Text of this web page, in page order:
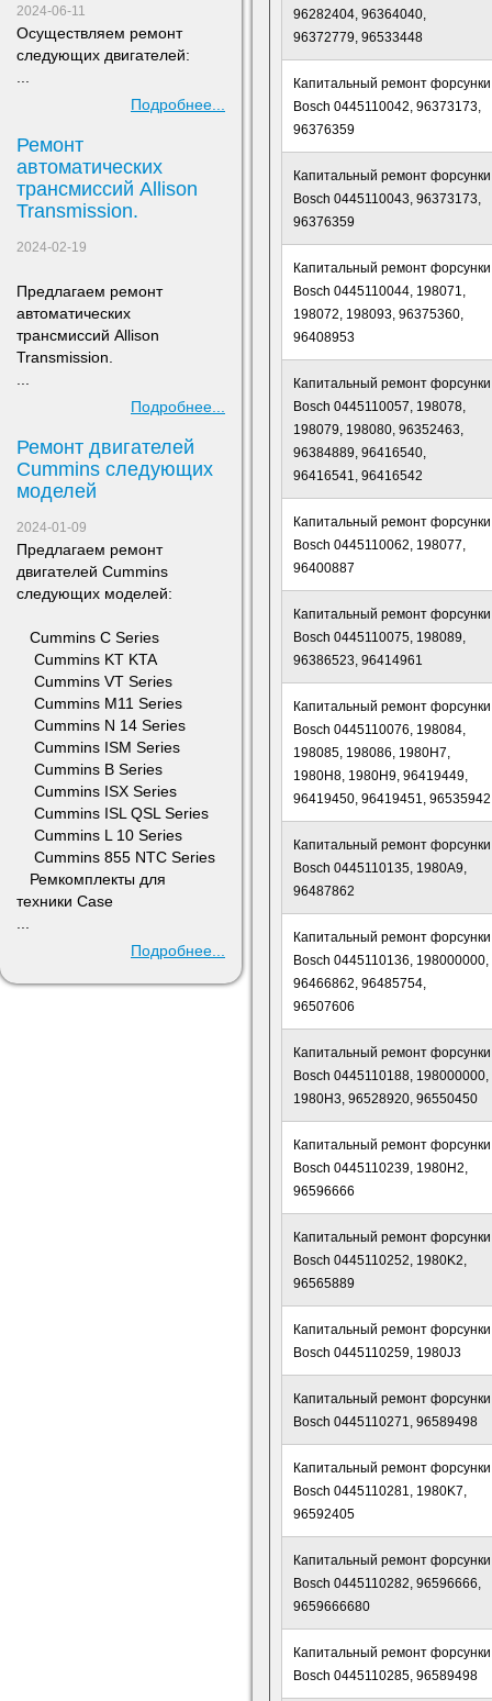
96282404, 96364040,
96372779, 96533448
Капитальный ремонт форсунки
Bosch 0445110042, 96373173,
96376359
Капитальный ремонт форсунки
Bosch 0445110043, 96373173,
96376359
Капитальный ремонт форсунки
Bosch 0445110044, 198071,
198072, 198093, 96375360,
96408953
Капитальный ремонт форсунки
Bosch 0445110057, 198078,
198079, 198080, 96352463,
96384889, 96416540,
96416541, 96416542
Капитальный ремонт форсунки
Bosch 0445110062, 198077,
96400887
Капитальный ремонт форсунки
Bosch 0445110075, 198089,
96386523, 96414961
Капитальный ремонт форсунки
Bosch 0445110076, 198084,
198085, 198086, 1980H7,
1980H8, 1980H9, 96419449,
96419450, 96419451, 96535942
Капитальный ремонт форсунки
Bosch 0445110135, 1980A9,
96487862
Капитальный ремонт форсунки
Bosch 0445110136, 198000000,
96466862, 96485754,
96507606
Капитальный ремонт форсунки
Bosch 0445110188, 198000000,
1980H3, 96528920, 96550450
Капитальный ремонт форсунки
Bosch 0445110239, 1980H2,
96596666
Капитальный ремонт форсунки
Bosch 0445110252, 1980K2,
96565889
Капитальный ремонт форсунки
Bosch 0445110259, 1980J3
Капитальный ремонт форсунки
Bosch 0445110271, 96589498
Капитальный ремонт форсунки
Bosch 0445110281, 1980K7,
96592405
Капитальный ремонт форсунки
Bosch 0445110282, 96596666,
9659666680
Капитальный ремонт форсунки
Bosch 0445110285, 96589498
2024-06-11
Осуществляем ремонт
следующих двигателей:
Подробнее...
Ремонт
автоматических
трансмиссий Allison
Transmission.
2024-02-19
Предлагаем ремонт
автоматических
трансмиссий Allison
Transmission.
Подробнее...
Ремонт двигателей
Сummins следующих
моделей
2024-01-09
Предлагаем ремонт
двигателей Сummins
следующих моделей:
​ Cummins C Series
Cummins KT KTA
Cummins VT Series
Cummins M11 Series
Cummins N 14 Series
Cummins ISM Series
Cummins B Series
Cummins ISX Series
Cummins ISL QSL Series
Cummins L 10 Series
Cummins 855 NTC Series
Ремкомплекты для
техники Case
Подробнее...